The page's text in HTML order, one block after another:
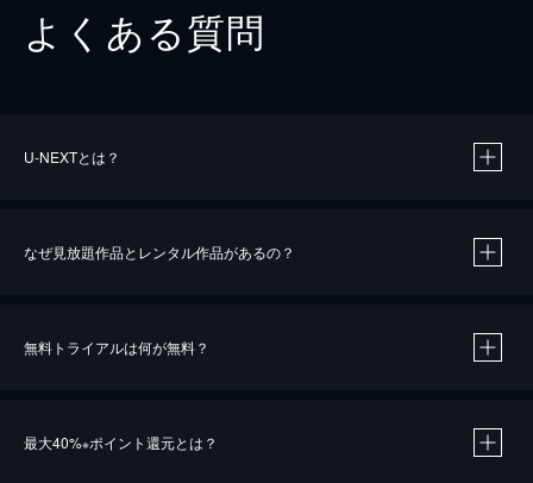
よくある質問
U-NEXTとは？
なぜ見放題作品とレンタル作品があるの？
無料トライアルは何が無料？
最大40%※ポイント還元とは？